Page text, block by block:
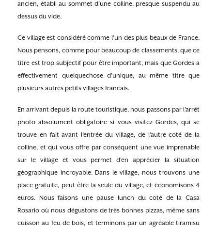
ancien, établi au sommet d’une colline, presque suspendu au
dessus du vide.
Ce village est considéré comme l’un des plus beaux de France.
Nous pensons, comme pour beaucoup de classements, que ce
titre est trop subjectif pour être important, mais que Gordes a
effectivement quelquechose d’unique, au même titre que
plusieurs autres petits villages francais.
En arrivant depuis la route touristique, nous passons par l’arrêt
photo absolument obligatoire si vous visitez Gordes, qui se
trouve en fait avant l’entrée du village, de l’autre coté de la
colline, et qui vous offre par conséquent une vue imprenable
sur le village et vous permet d’en apprécier la situation
géographique incroyable. Dans le village, nous trouvons une
place gratuite, peut être la seule du village, et économisons 4
euros. Nous faisons une pause lunch du coté de la Casa
Rosario où nous dégustons de très bonnes pizzas, même sans
cuisson au feu de bois, et terminons par un agréable tiramisu